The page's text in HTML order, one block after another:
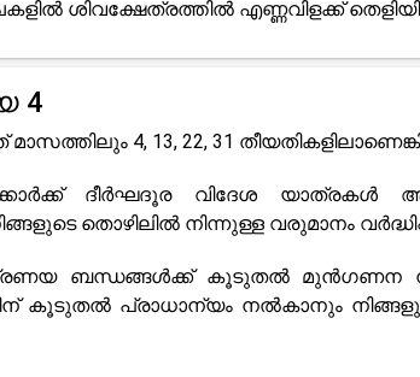
ശിവക്ഷേത്രത്തിൽ എണ്ണവിളക്ക്
4
4, 13, 22, 31
ദീർഘദൂര വിദേശ യാത്രകൾ
തൊഴിലിൽ നിന്നുള്ള വരുമാനം
ബന്ധങ്ങൾക്ക് കൂടുതൽ മുൻഗണന
കൂടുതൽ പ്രാധാന്യം നൽകാനും